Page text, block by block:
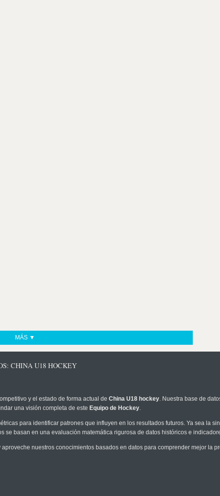
MÁS ▼
CHINA U18 HOCKEY
y el estado de forma actual de China U18 hockey. Nuestra base de
una visión completa de este Equipo de Hockey.
para identificar patrones que influyen en los resultados futuros. Ya sea la
se basan en una evaluación matemática rigurosa de datos históricos e
aproveche nuestros conocimientos basados en datos para comprender mejor la